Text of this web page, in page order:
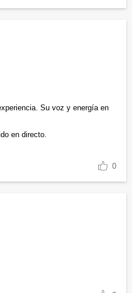
Su voz y energía en
en directo.
0